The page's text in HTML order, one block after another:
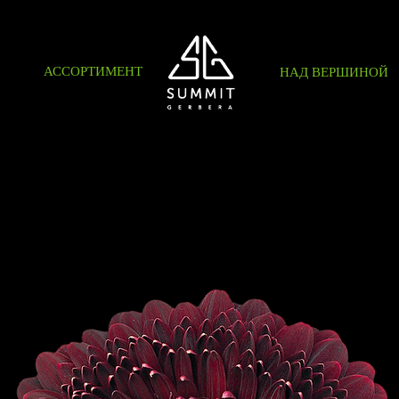
АССОРТИМЕНТ НАД ВЕРШИНОЙ